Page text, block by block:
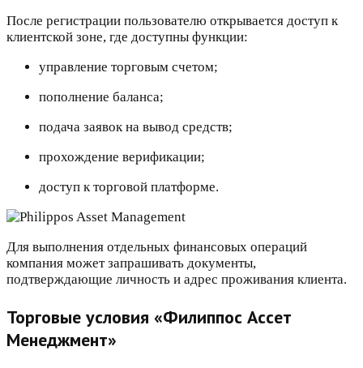
После регистрации пользователю открывается доступ к
клиентской зоне, где доступны функции:
управление торговым счетом;
пополнение баланса;
подача заявок на вывод средств;
прохождение верификации;
доступ к торговой платформе.
Для выполнения отдельных финансовых операций
компания может запрашивать документы,
подтверждающие личность и адрес проживания клиента.
Торговые условия «Филиппос Ассет
Менеджмент»